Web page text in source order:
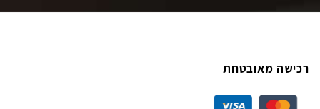
רכישה מאובטחת